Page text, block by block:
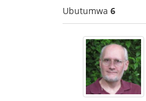
Ubutumwa 6